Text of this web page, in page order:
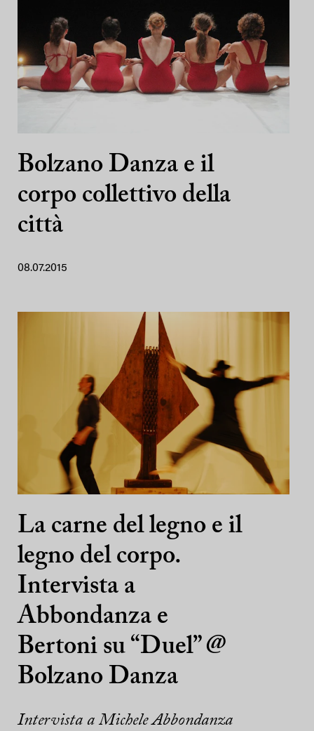
Bolzano Danza e il
corpo collettivo della
città
08.07.2015
La carne del legno e il
legno del corpo.
Intervista a
Abbondanza e
Bertoni su “Duel” @
Bolzano Danza
Intervista a Michele Abbondanza